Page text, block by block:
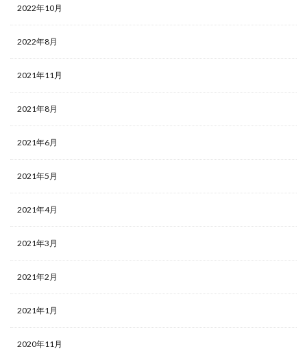
2022年10月
2022年8月
2021年11月
2021年8月
2021年6月
2021年5月
2021年4月
2021年3月
2021年2月
2021年1月
2020年11月